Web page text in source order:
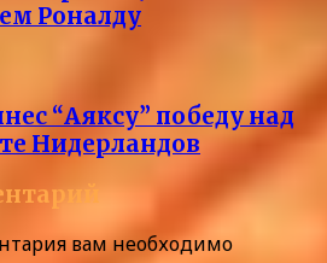
Роналду
“Аяксу” победу над
Нидерландов
вам необходимо